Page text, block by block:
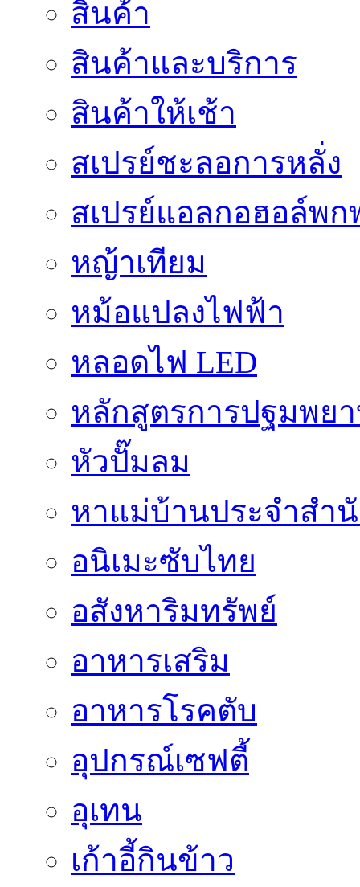
สินค้า
สินค้าและบริการ
สินค้าให้เช้า
สเปรย์ชะลอการหลั่ง
สเปรย์แอลกอฮอล์พก
หญ้าเทียม
หม้อแปลงไฟฟ้า
หลอดไฟ LED
หลักสูตรการปฐมพย
หัวปั๊มลม
หาแม่บ้านประจำสำ
อนิเมะซับไทย
อสังหาริมทรัพย์
อาหารเสริม
อาหารโรคตับ
อุปกรณ์เซฟตี้
อุเทน
เก้าอี้กินข้าว